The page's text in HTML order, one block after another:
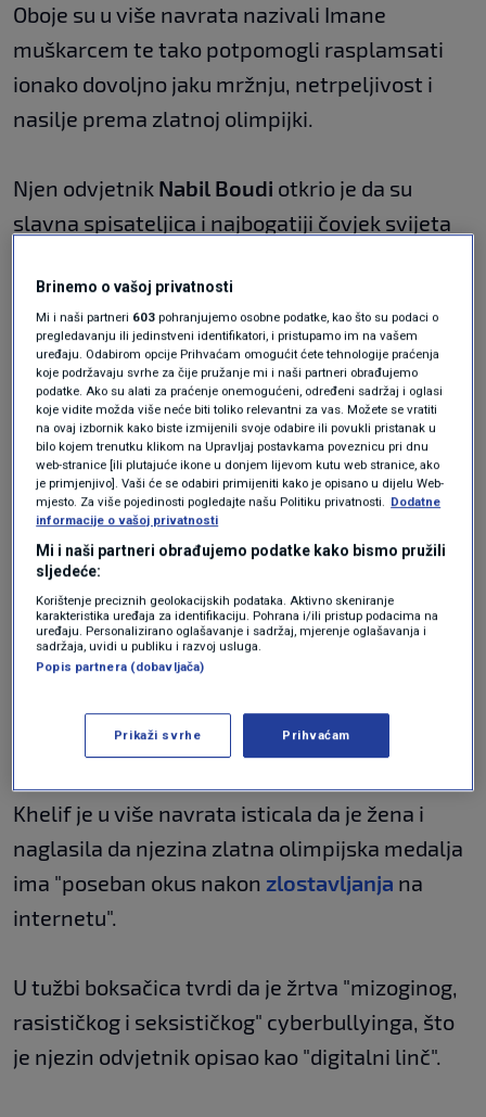
Oboje su u više navrata nazivali Imane
muškarcem te tako potpomogli rasplamsati
ionako dovoljno jaku mržnju, netrpeljivost i
nasilje prema zlatnoj olimpijki.
Njen odvjetnik Nabil Boudi otkrio je da su
slavna spisateljica i najbogatiji čovjek svijeta
podnijela francuskim vlastima.
"Između ostalih", prenosiTelegraphnjegove
riječi.
Sugerirao je da ćeDonald Trumptakođer biti
dio istrage pariškog tužiteljstva. Tužba u kojoj
se navodi da je Khelif pretrpjela "teško
internetsko uznemiravanje" podignuta je
protiv nepoznatih osoba.
Prema francuskom zakonu, to tužiteljstvu daje
slobodu istraživati sve potencijalno uključene,
pa i one koji su sijali mržnju i dezinformacije iza
pseudonima.
Khelif je u više navrata isticala da je žena i
naglasila da njezina zlatna olimpijska medalja
ima "poseban okus nakon zlostavljanja na
internetu".
U tužbi boksačica tvrdi da je žrtva "mizoginog,
rasističkog i seksističkog" cyberbullyinga, što
je njezin odvjetnik opisao kao "digitalni linč".
Brinemo o vašoj privatnosti
Mi i naši partneri 603 pohranjujemo osobne podatke, kao što su podaci o
pregledavanju ili jedinstveni identifikatori, i pristupamo im na vašem
uređaju. Odabirom opcije Prihvaćam omogućit ćete tehnologije praćenja
koje podržavaju svrhe za čije pružanje mi i naši partneri obrađujemo
podatke. Ako su alati za praćenje onemogućeni, određeni sadržaj i oglasi
koje vidite možda više neće biti toliko relevantni za vas. Možete se vratiti
na ovaj izbornik kako biste izmijenili svoje odabire ili povukli pristanak u
bilo kojem trenutku klikom na Upravljaj postavkama poveznicu pri dnu
web-stranice [ili plutajuće ikone u donjem lijevom kutu web stranice, ako
je primjenjivo]. Vaši će se odabiri primijeniti kako je opisano u dijelu Web-
mjesto. Za više pojedinosti pogledajte našu Politiku privatnosti. Dodatne
informacije o vašoj privatnosti
Mi i naši partneri obrađujemo podatke kako bismo pružili
sljedeće:
Korištenje preciznih geolokacijskih podataka. Aktivno skeniranje
karakteristika uređaja za identifikaciju. Pohrana i/ili pristup podacima na
uređaju. Personalizirano oglašavanje i sadržaj, mjerenje oglašavanja i
sadržaja, uvidi u publiku i razvoj usluga.
Popis partnera (dobavljača)
Prikaži svrhe Prihvaćam